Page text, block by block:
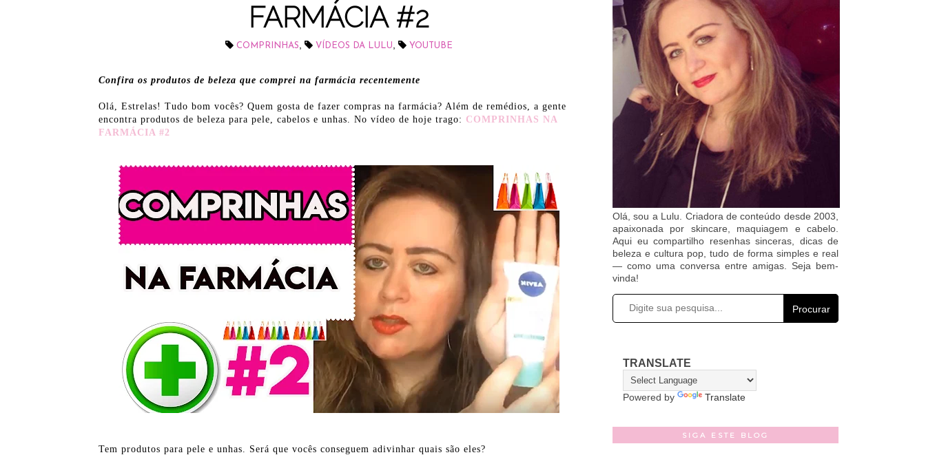
FARMÁCIA #2
COMPRINHAS VÍDEOS DA LULU YOUTUBE
Confira os produtos de beleza que comprei na farmácia recentemente
Olá, Estrelas! Tudo bom vocês? Quem gosta de fazer compras na farmácia? Além de remédios, a gente
encontra produtos de beleza para pele, cabelos e unhas. No vídeo de hoje trago: COMPRINHAS NA
FARMÁCIA #2
Tem produtos para pele e unhas. Será que vocês conseguem adivinhar quais são eles?
Olá, sou a Lulu. Criadora de conteúdo desde 2003,
apaixonada por skincare, maquiagem e cabelo.
Aqui eu compartilho resenhas sinceras, dicas de
beleza e cultura pop, tudo de forma simples e real
— como uma conversa entre amigas. Seja bem-
vinda!
Procurar
TRANSLATE
Powered by Translate
SIGA ESTE BLOG